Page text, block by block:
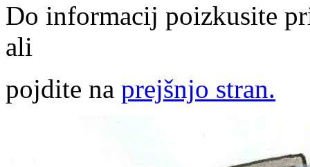
Do informacij poizkusite
ali
pojdite na prejšnjo stran.